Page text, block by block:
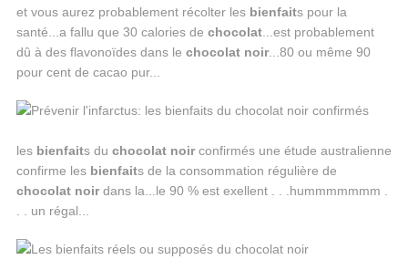
et vous aurez probablement récolter les bienfaits pour la
santé...a fallu que 30 calories de chocolat...est probablement
dû à des flavonoïdes dans le chocolat noir...80 ou même 90
pour cent de cacao pur...
les bienfaits du chocolat noirconfirmés une étude australienne
confirme les bienfaits de la consommation régulière de
chocolat noirdans la...le 90 % est exellent . . .hummmmmmm .
. . un régal...